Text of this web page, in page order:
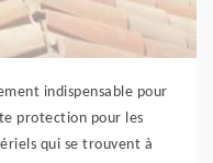
indispensable pour
protection pour les
qui se trouvent à